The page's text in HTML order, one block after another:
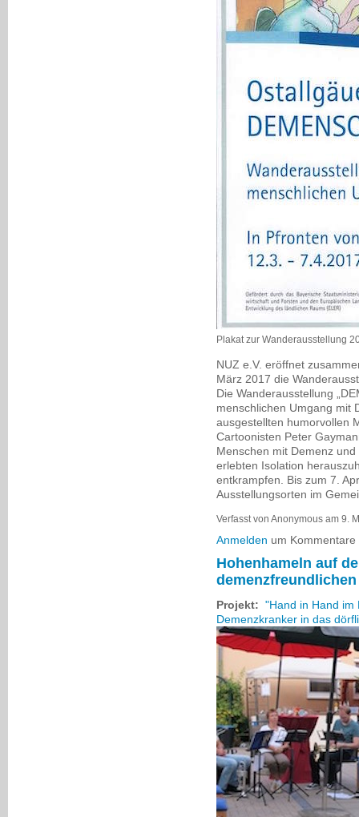
Plakat zur Wanderausstellung
NUZ e.V. eröffnet
März 2017 die
Die Wanderausstellung
menschlichen Umgang mit
ausgestellten humorvollen
Cartoonisten Peter
Menschen mit Demenz
erlebten Isolation
entkrampfen. Bis zum 7.
Ausstellungsorten im
Verfasst von Anonymous am 9.
Anmelden um
Hohenhameln auf
Projekt: "Hand in Hand im
Demenzkranker in das